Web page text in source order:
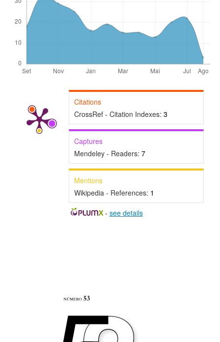
Citations
CrossRef - Citation Indexes: 3
Captures
Mendeley - Readers: 7
Mentions
Wikipedia - References: 1
- see details